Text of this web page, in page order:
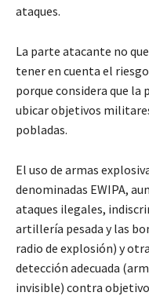
ataques.
La parte atacante no
tener en cuenta el
porque considera que la
ubicar objetivos
pobladas.
El uso de armas
denominadas EWIPA,
ataques ilegales,
artillería pesada y las
radio de explosión) y
detección adecuada
invisible) contra